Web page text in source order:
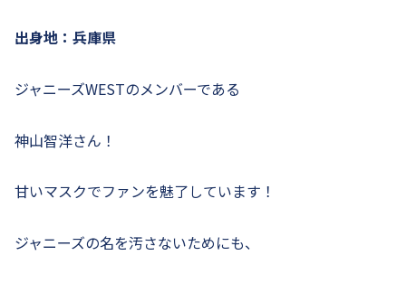
出身地：兵庫県
ジャニーズWESTのメンバーである
神山智洋さん！
甘いマスクでファンを魅了しています！
ジャニーズの名を汚さないためにも、